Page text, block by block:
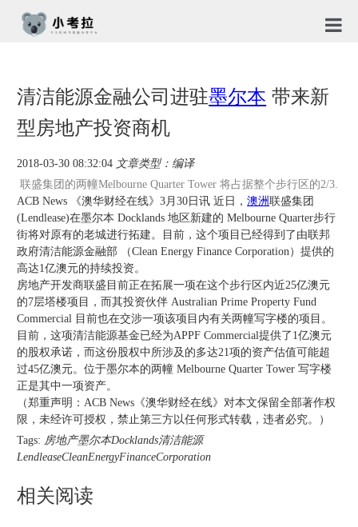
清洁能源金融公司进驻墨尔本 带来新
型房地产投资商机
2018-03-30 08:32:04 文章类型：编译
联盛集团的两幢Melbourne Quarter Tower 将占据整个步行区的2/3.
ACB News 《澳华财经在线》3月30日讯 近日，澳洲联盛集团
(Lendlease)在墨尔本 Docklands 地区新建的 Melbourne Quarter步行
街将对原有的老城进行拓建。目前，这个项目已经得到了由联邦
政府清洁能源金融部 （Clean Energy Finance Corporation）提供的
高达1亿澳元的持续投资。
房地产开发商联盛目前正在拓展一项在这个步行区内近25亿澳元
的7层塔楼项目，而其投资伙伴 Australian Prime Property Fund
Commercial 目前也在交涉一项该项目内有关两幢写字楼的项目。
目前，这项清洁能源基金已经为APPF Commercial提供了1亿澳元
的股权承诺，而这份股权中所涉及的多达21项的资产估值可能超
过45亿澳元。位于墨尔本的两幢 Melbourne Quarter Tower 写字楼
正是其中一项资产。
（郑重声明：ACB News《澳华财经在线》对本文保留全部著作权
限，未经许可授权，禁止第三方以任何形式转载，违者必究。）
Tags: 房地产墨尔本Docklands清洁能源
LendleaseCleanEnergyFinanceCorporation
相关阅读